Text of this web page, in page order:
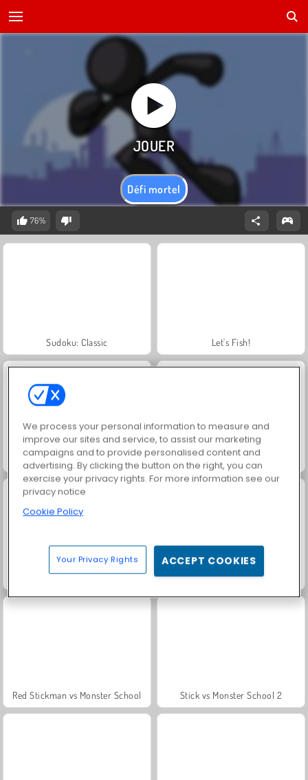
Défi mortel
76%
Sudoku: Classic Let's Fish!
Match Arena Multiplayer Vex 3
Vex 4 Stickman Hook
Red Stickman vs Monster School Stick vs Monster School 2
We process your personal information to measure and
improve our sites and service, to assist our marketing
campaigns and to provide personalised content and
advertising. By clicking the button on the right, you can
exercise your privacy rights. For more information see our
privacy notice
Cookie Policy
Your Privacy Rights ACCEPT COOKIES